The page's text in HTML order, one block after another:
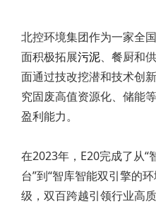
北控环境集团作为一家全
面积极拓展污泥、餐厨和
面通过技改挖潜和技术创
究固废高值资源化、储能
盈利能力。
在2023年，E20完成了从“
台”到“智库智能双引擎的
级，双百跨越引领行业高